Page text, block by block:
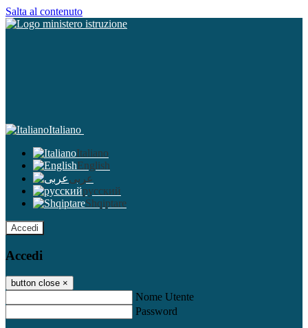
Salta al contenuto
Italiano
Italiano
English
عربى
русский
Shqiptare
Accedi
Accedi
button close ×
Nome Utente
Password